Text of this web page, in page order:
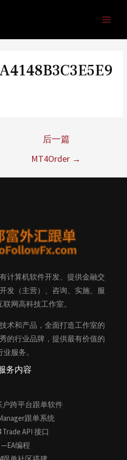
后一篇
MT4Order →
计算机软件开发、提供金融交
发（主营）、咨询、实施、服
网高科技工作室。
术和产品，全面打造工作室的
的行业品牌，提供最有价值的
业服务。
务内容
户跨平台跟单软件
跟单系统
API 接口
—EA编程